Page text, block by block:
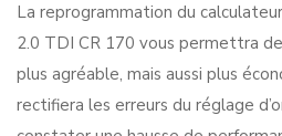
La reprogrammation du
2.0 TDI CR 170 vous permettra
plus agréable, mais aussi plus
rectifiera les erreurs du réglage